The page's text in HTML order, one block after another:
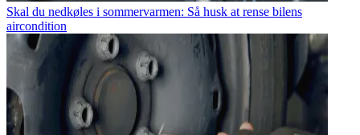
Skal du nedkøles i sommervarmen: Så husk at rense bilens
aircondition